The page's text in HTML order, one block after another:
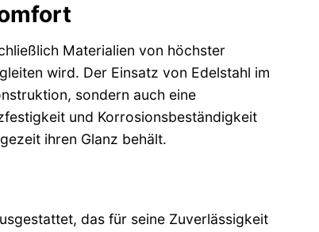
Materialien von höchster
wird. Der Einsatz von Edelstahl im
sondern auch eine
und Korrosionsbeständigkeit
ihren Glanz behält.
das für seine Zuverlässigkeit